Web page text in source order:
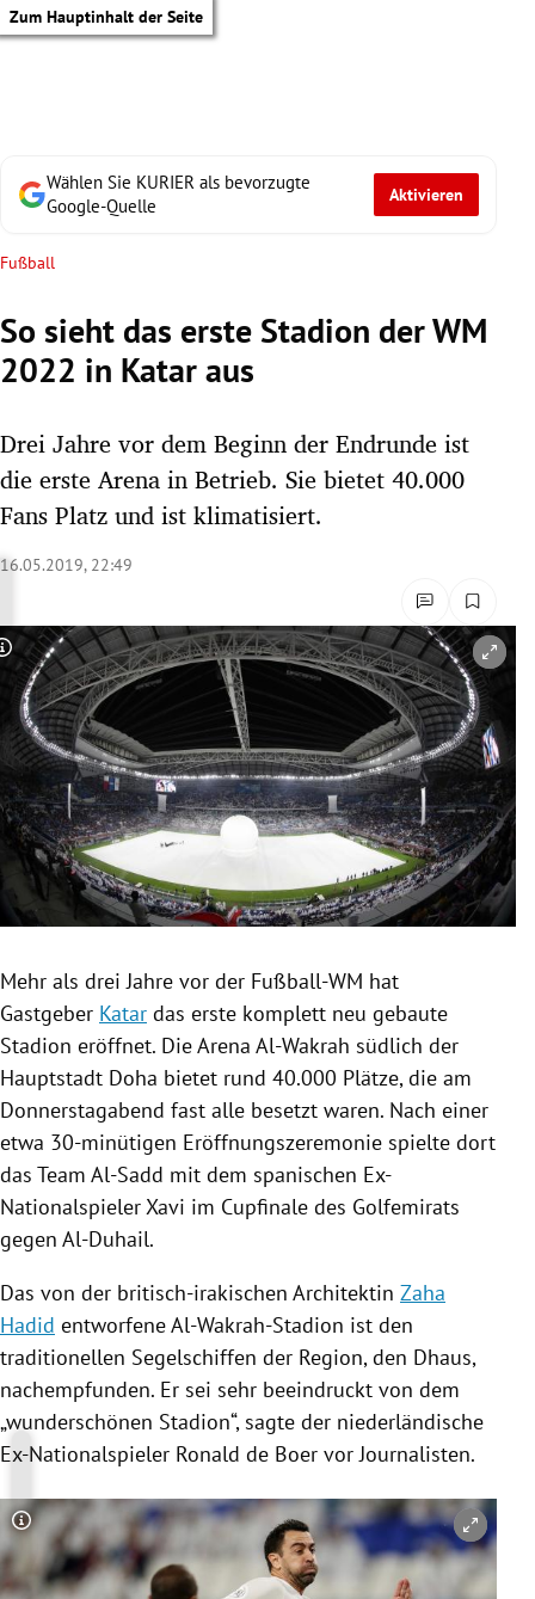
Zum Hauptinhalt der Seite
Untermenü
Untermenü
Untermenü
Untermenü
Untermenü
Untermenü
Untermenü
Untermenü
Wählen Sie KURIER als bevorzugte
Google-Quelle
Aktivieren
Fußball
So sieht das erste Stadion der WM
2022 in Katar aus
Drei Jahre vor dem Beginn der Endrunde ist
die erste Arena in Betrieb. Sie bietet 40.000
Fans Platz und ist klimatisiert.
16.05.2019, 22:49
Copyright-Hinweis öffnen/schließen
Mehr als drei Jahre vor der Fußball-WM hat
Gastgeber Katar das erste komplett neu gebaute
Stadion eröffnet. Die Arena Al-Wakrah südlich der
Hauptstadt Doha bietet rund 40.000 Plätze, die am
Donnerstagabend fast alle besetzt waren. Nach einer
etwa 30-minütigen Eröffnungszeremonie spielte dort
das Team Al-Sadd mit dem spanischen Ex-
Nationalspieler Xavi im Cupfinale des Golfemirats
gegen Al-Duhail.
Das von der britisch-irakischen Architektin Zaha
Hadid entworfene Al-Wakrah-Stadion ist den
traditionellen Segelschiffen der Region, den Dhaus,
nachempfunden. Er sei sehr beeindruckt von dem
„wunderschönen Stadion“, sagte der niederländische
Ex-Nationalspieler Ronald de Boer vor Journalisten.
Copyright-Hinweis öffnen/schließen